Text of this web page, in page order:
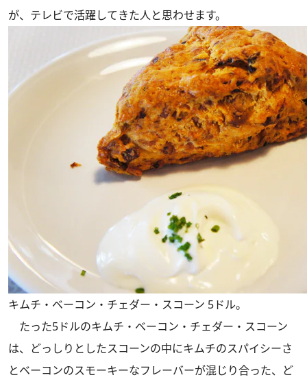
が、テレビで活躍してきた人と思わせます。
キムチ・ベーコン・チェダー・スコーン 5ドル。
たった5ドルのキムチ・ベーコン・チェダー・スコーン
は、どっしりとしたスコーンの中にキムチのスパイシーさ
とベーコンのスモーキーなフレーバーが混じり合った、ど